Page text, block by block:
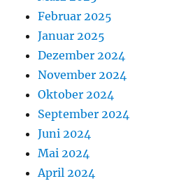
Februar 2025
Januar 2025
Dezember 2024
November 2024
Oktober 2024
September 2024
Juni 2024
Mai 2024
April 2024